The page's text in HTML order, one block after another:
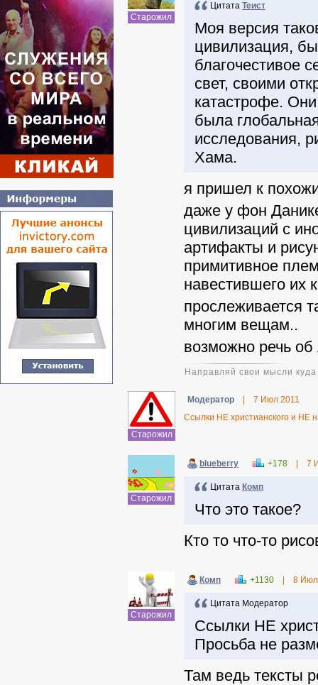
Старожил
Цитата Теист
Моя версия
цивилизация,
благочестивое
свет, своими
катастрофе.
была
исследования,
Хама.
я пришел к
даже у фон
цивилизаций с
артифакты и
примитивное
навестившего их
прослеживается
многим вещам..
возможно речь об
Направляй свои мысли
Старожил
Модератор
7 Июл 2011
Ссылки НЕ христианского и НЕ
Старожил
blueberry +178 7
Цитата Комп
Что это такое?
Кто то что-то
Старожил
Комп +1130 8
Цитата Модератор
Ссылки НЕ
Просьба не
Там ведь тексты